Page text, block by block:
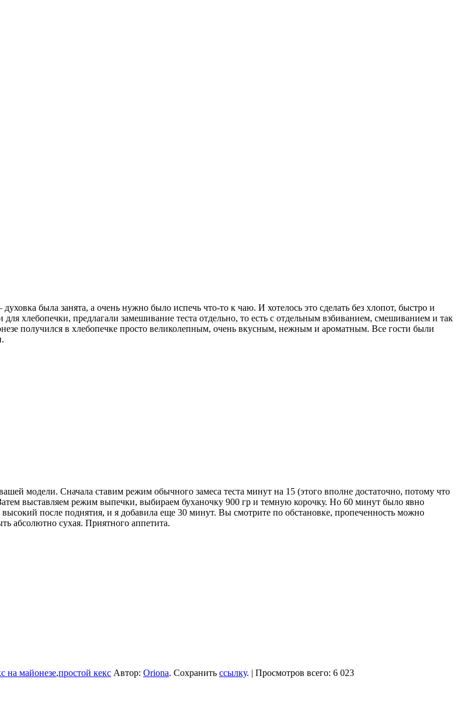
была занята, а очень нужно было испечь что-то к чаю. И хотелось это сделать без хлопот, быстро и
хлебопечки, предлагали замешивание теста отдельно, то есть с отдельным взбиванием, смешиванием и так
получился в хлебопечке просто великолепным, очень вкусным, нежным и ароматным. Все гости были
модели. Сначала ставим режим обычного замеса теста минут на 15 (этого вполне достаточно, потому что
выставляем режим выпечки, выбираем буханочку 900 гр и темную корочку. Но 60 минут было явно
после поднятия, и я добавила еще 30 минут. Вы смотрите по обстановке, пропеченность можно
абсолютно сухая. Приятного аппетита.
на майонезе,простой кекс Автор: Oriona. Сохранить ссылку. | Просмотров всего: 6 023